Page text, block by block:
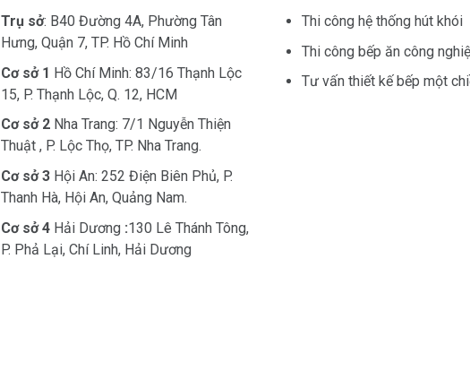
Trụ sở: B40 Đường 4A, Phường Tân
Hưng, Quận 7, TP. Hồ Chí Minh
Cơ sở 1 Hồ Chí Minh: 83/16 Thạnh Lộc
15, P. Thạnh Lộc, Q. 12, HCM
Cơ sở 2Nha Trang: 7/1 Nguyễn Thiện
Thuật , P. Lộc Thọ, TP. Nha Trang.
Cơ sở 3Hội An: 252 Điện Biên Phủ, P.
Thanh Hà, Hội An, Quảng Nam.
Cơ sở 4 Hải Dương :130 Lê Thánh Tông,
P. Phả Lại, Chí Linh, Hải Dương
Thi công hệ thống hút khói
Thi công bếp ăn công
Tư vấn thiết kế bếp một